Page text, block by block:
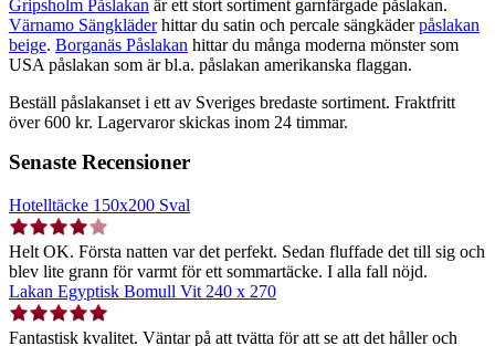
Gripsholm Påslakan är ett stort sortiment garnfärgade påslakan.
Värnamo Sängkläderhittar du satin och percale sängkäderpåslakan
beige. Borganäs Påslakan hittar du många moderna mönster som
USA påslakan som är bl.a. påslakan amerikanska flaggan.
Beställ påslakanset i ett av Sveriges bredaste sortiment. Fraktfritt
över 600 kr. Lagervaror skickas inom 24 timmar.
Senaste Recensioner
Hotelltäcke 150x200 Sval
Helt OK. Första natten var det perfekt. Sedan fluffade det till sig och
blev lite grann för varmt för ett sommartäcke. I alla fall nöjd.
Lakan Egyptisk Bomull Vit 240 x 270
Fantastisk kvalitet. Väntar på att tvätta för att se att det håller och